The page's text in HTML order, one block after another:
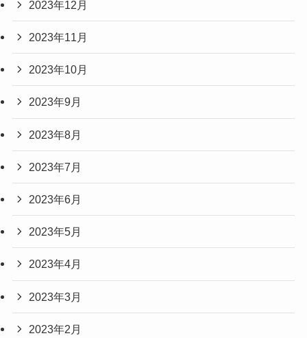
2023年12月
2023年11月
2023年10月
2023年9月
2023年8月
2023年7月
2023年6月
2023年5月
2023年4月
2023年3月
2023年2月